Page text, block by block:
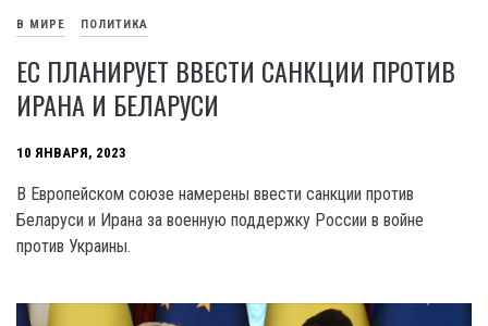
В МИРЕ ПОЛИТИКА
ЕС ПЛАНИРУЕТ ВВЕСТИ САНКЦИИ ПРОТИВ
ИРАНА И БЕЛАРУСИ
10 ЯНВАРЯ, 2023
В Европейском союзе намерены ввести санкции против
Беларуси и Ирана за военную поддержку России в войне
против Украины.